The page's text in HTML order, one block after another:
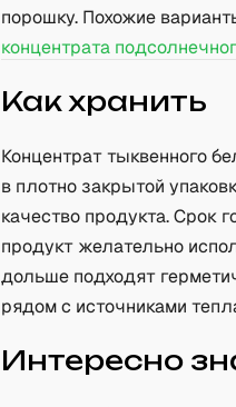
порошку. Похожие
концентрата
Как хранить
Концентрат тыквенного
в плотно закрытой
качество продукта. Срок
продукт желательно
дольше подходят
рядом с источниками
Интересно